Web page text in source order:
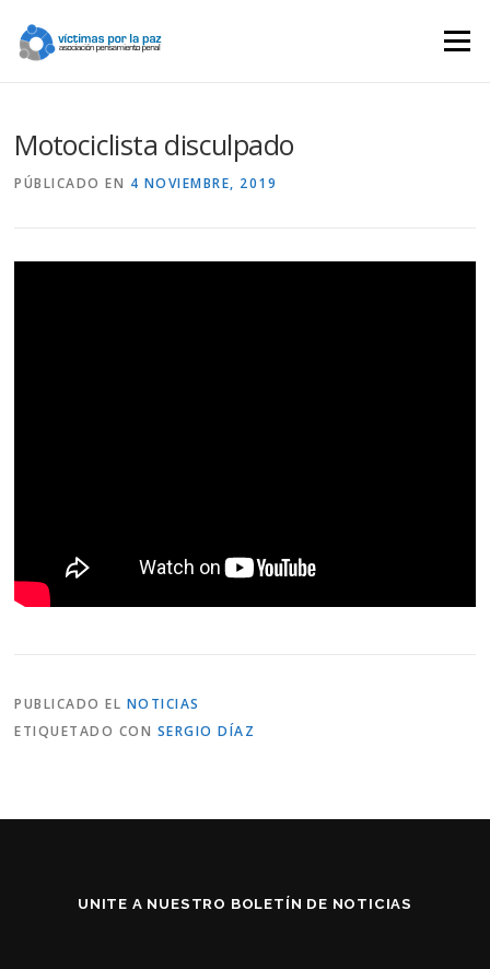
contenido
Menú
Motociclista disculpado
PÚBLICADO EN 4 NOVIEMBRE, 2019
PUBLICADO EL NOTICIAS
ETIQUETADO CON SERGIO DÍAZ
UNITE A NUESTRO BOLETÍN DE NOTICIAS